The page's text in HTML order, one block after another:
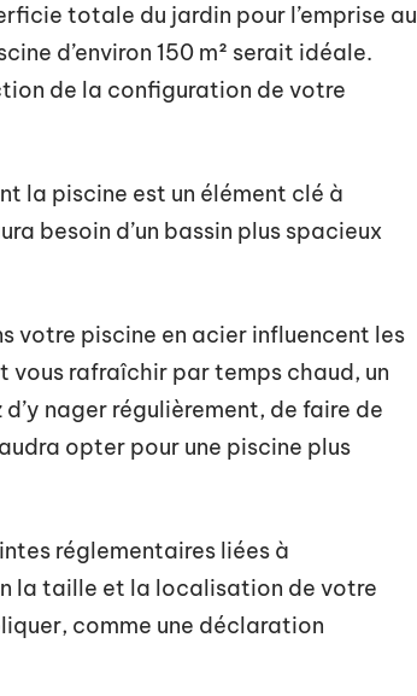
totale du jardin pour l’emprise au
d’environ 150 m² serait idéale.
de la configuration de votre
la piscine est un élément clé à
besoin d’un bassin plus spacieux
votre piscine en acier influencent les
vous rafraîchir par temps chaud, un
nager régulièrement, de faire de
opter pour une piscine plus
réglementaires liées à
la taille et la localisation de votre
comme une déclaration